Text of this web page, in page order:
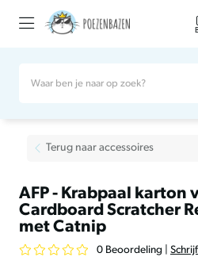
Terug naar accessoires
AFP - Krabpaal karton
Cardboard Scratcher
met Catnip
0 Beoordeling